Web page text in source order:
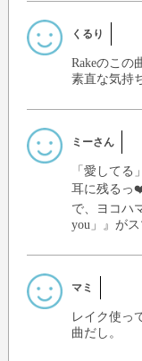
くるり
Rakeのこの
素直な気持
ミーさん
「愛して
耳に残るっ
で、ヨコハ
you」』が
マミ
レイク使っ
曲だし。